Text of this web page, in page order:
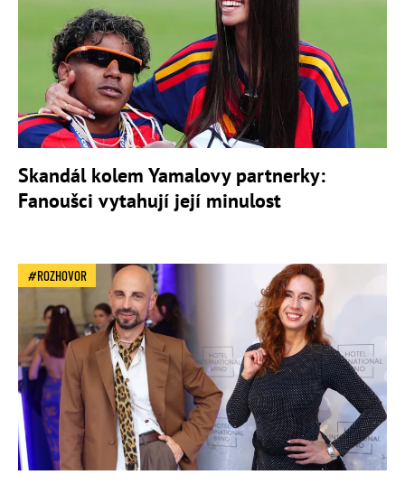
Skandál kolem Yamalovy partnerky:
Fanoušci vytahují její minulost
ROZHOVOR